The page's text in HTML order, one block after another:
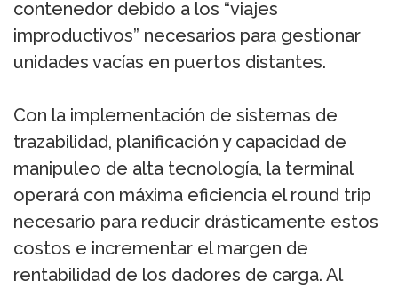
contenedor debido a los “viajes
improductivos” necesarios para gestionar
unidades vacías en puertos distantes.
Con la implementación de sistemas de
trazabilidad, planificación y capacidad de
manipuleo de alta tecnología, la terminal
operará con máxima eficiencia el round trip
necesario para reducir drásticamente estos
costos e incrementar el margen de
rentabilidad de los dadores de carga. Al